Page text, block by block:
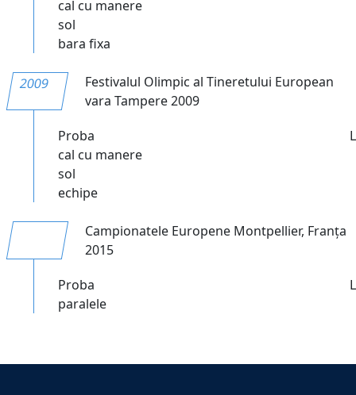
cal cu manere
sol
bara fixa
2009
Festivalul Olimpic al Tineretului European
vara Tampere 2009
Proba
cal cu manere
sol
echipe
Campionatele Europene Montpellier, Franța
2015
Proba
paralele